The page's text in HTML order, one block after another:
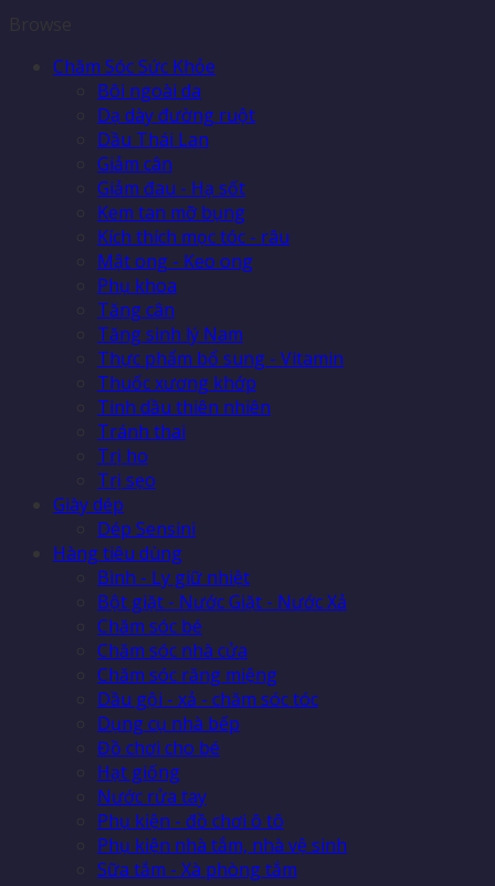
Chăm Sóc Sức Khỏe
Bôi ngoài da
Dạ dày đường ruột
Dầu Thái Lan
Giảm cân
Giảm đau - Hạ sốt
Kem tan mỡ bụng
Kích thích mọc tóc - râu
Mật ong - Keo ong
Phụ khoa
Tăng cân
Tăng sinh lý Nam
Thực phẩm bổ sung - Vitamin
Thuốc xương khớp
Tinh dầu thiên nhiên
Tránh thai
Trị ho
Trị sẹo
Giày dép
Dép Sensini
Hàng tiêu dùng
Bình - Ly giữ nhiệt
Bột giặt - Nước Giặt - Nước Xả
Chăm sóc bé
Chăm sóc nhà cửa
Chăm sóc răng miệng
Dầu gội - xả - chăm sóc tóc
Dụng cụ nhà bếp
Đồ chơi cho bé
Hạt giống
Nước rửa tay
Phụ kiện - đồ chơi ô tô
Phụ kiện nhà tắm, nhà vệ sinh
Sữa tắm - Xà phòng tắm